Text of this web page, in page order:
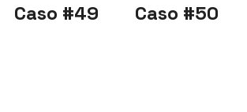
Caso #49 Caso #50